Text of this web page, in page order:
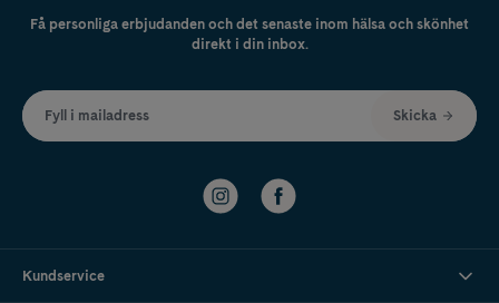
Få personliga erbjudanden och det senaste inom hälsa och skönhet
direkt i din inbox.
Fyll i mailadress Skicka
Kundservice